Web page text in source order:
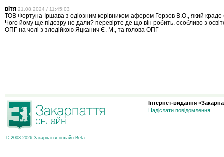
вітя 21.08.2024 / 11:45:03
ТОВ Фортуна-Іршава з одіозним керівником-афером Горзов В.О., який
Чого йому ще підозру не дали? перевірте де що він робить. особливо з
ОПГ на чолі з злодійкою Яцканич Є. М., та голова ОПГ
© 2003-2026 Закарпаття онлайн Beta
Інтернет-видання
Надіслати повідомлення